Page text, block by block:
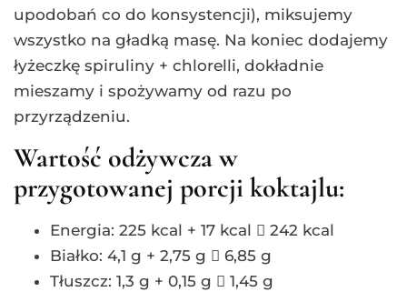
upodobań co do konsystencji), miksujemy
wszystko na gładką masę. Na koniec dodajemy
łyżeczkę spiruliny + chlorelli, dokładnie
mieszamy i spożywamy od razu po
przyrządzeniu.
Wartość odżywcza w
przygotowanej porcji koktajlu:
Energia: 225 kcal + 17 kcal  242 kcal
Białko: 4,1 g + 2,75 g  6,85 g
Tłuszcz: 1,3 g + 0,15 g  1,45 g